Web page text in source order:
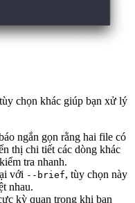
chọn khác giúp bạn xử lý
ngắn gọn rằng hai file có
thị chi tiết các dòng khác
tra nhanh.
với --brief, tùy chọn này
nhau.
kỳ quan trọng khi bạn